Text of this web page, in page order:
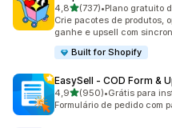
4,8de 5 estrelas
(737)
737 avaliações ao todo
•Plano gratuito
Crie pacotes de produtos,
ganhe e upsell com
Built for Shopify
EasySell ‑ COD Form &
4,9de 5 estrelas
(950)
950 avaliações ao todo
•Grátis para
Formulário de pedido com